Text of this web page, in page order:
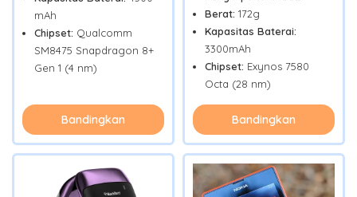
mAh
Chipset: Qualcomm
SM8475 Snapdragon 8+
Gen 1 (4 nm)
Bandingkan
Berat: 172g
Kapasitas Baterai:
3300mAh
Chipset: Exynos 7580
Octa (28 nm)
Bandingkan